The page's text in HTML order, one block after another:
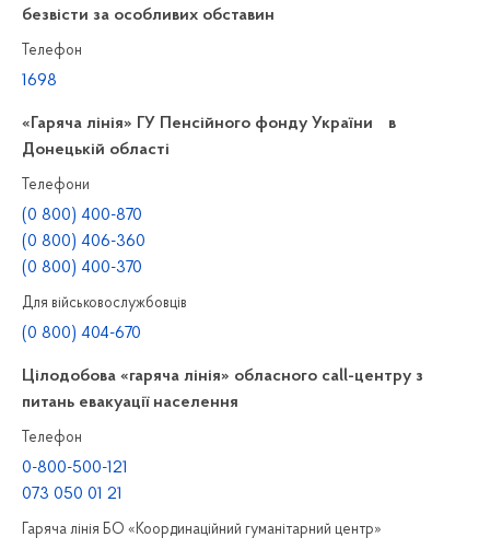
безвісти за особливих обставин
Телефон
1698
«Гаряча лінія» ГУ Пенсійного фонду України в
Донецькій області
Телефони
(0 800) 400-870
(0 800) 406-360
(0 800) 400-370
Для військовослужбовців
(0 800) 404-670
Цілодобова «гаряча лінія» обласного call-центру з
питань евакуації населення
Телефон
0-800-500-121
073 050 01 21
Гаряча лінія БО «Координаційний гуманітарний центр»